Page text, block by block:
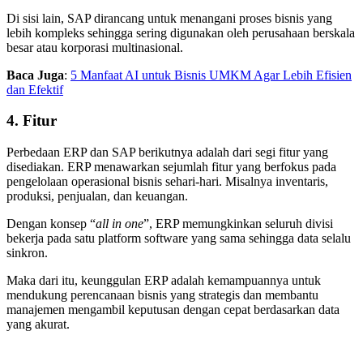
Di sisi lain, SAP dirancang untuk menangani proses bisnis yang
lebih kompleks sehingga sering digunakan oleh perusahaan berskala
besar atau korporasi multinasional.
Baca Juga: 5 Manfaat AI untuk Bisnis UMKM Agar Lebih Efisien
dan Efektif
4. Fitur
Perbedaan ERP dan SAPberikutnya adalah dari segi fitur yang
disediakan. ERP menawarkan sejumlah fitur yang berfokus pada
pengelolaan operasional bisnis sehari-hari. Misalnya inventaris,
produksi, penjualan, dan keuangan.
Dengan konsep “all in one”, ERP memungkinkan seluruh divisi
bekerja pada satu platform software yang sama sehingga data selalu
sinkron.
Maka dari itu, keunggulan ERP adalah kemampuannya untuk
mendukung perencanaan bisnis yang strategis dan membantu
manajemen mengambil keputusan dengan cepat berdasarkan data
yang akurat.